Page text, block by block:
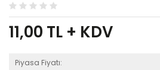
11,00 TL + KDV
Piyasa Fiyatı: